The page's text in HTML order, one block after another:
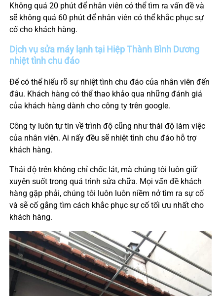
Không quá 20 phút để nhân viên có thể tìm ra vấn đề và
sẽ không quá 60 phút để nhân viên có thể khắc phục sự
cố cho khách hàng.
Dịch vụ sửa máy lạnh tại Hiệp Thành Bình Dương
nhiệt tình chu đáo
Để có thể hiểu rõ sự nhiệt tình chu đáo của nhân viên đến
đâu. Khách hàng có thể thao khảo qua những đánh giá
của khách hàng dành cho công ty trên google.
Công ty luôn tự tin về trình độ cũng như thái độ làm việc
của nhân viên. Ai nấy đều sẽ nhiệt tình chu đáo hỗ trợ
khách hàng.
Thái độ trên không chỉ chốc lát, mà chúng tôi luôn giữ
xuyên suốt trong quá trình sửa chữa. Mọi vấn đề khách
hàng gặp phải, chúng tôi luôn luôn niềm nở tìm ra sự cố
và sẽ cố gắng tìm cách khắc phục sự cố tối ưu nhất cho
khách hàng.